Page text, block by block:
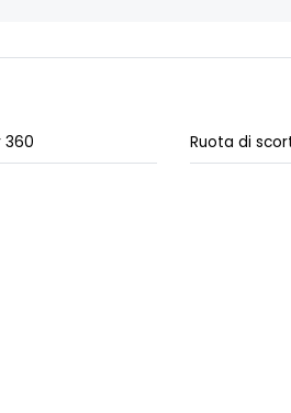
360 Ruota di